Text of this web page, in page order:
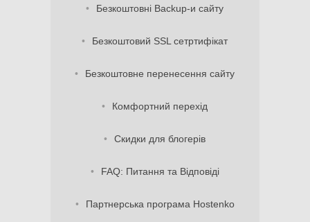
Безкоштовні Backup-и сайту
Безкоштовий SSL сетртифікат
Безкоштовне перенесення сайту
Комфортний перехід
Скидки для блогерів
FAQ: Питання та Відповіді
Партнерська програма Hostenko